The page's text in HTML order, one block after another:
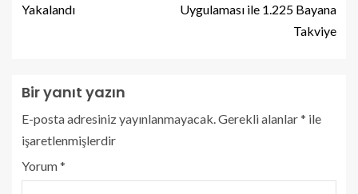
Yakalandı
Uygulaması ile 1.225 Bayana
Takviye
Bir yanıt yazın
E-posta adresiniz yayınlanmayacak. Gerekli alanlar* ile
işaretlenmişlerdir
Yorum*